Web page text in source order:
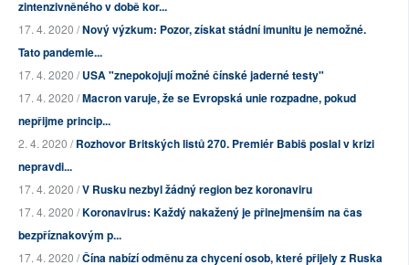
zintenzivněného v době kor...
17. 4. 2020 /Nový výzkum: Pozor, získat stádní imunitu je nemožné.
Tato pandemie...
17. 4. 2020 /USA "znepokojují možné čínské jaderné testy"
17. 4. 2020 /Macron varuje, že se Evropská unie rozpadne, pokud
nepřijme princip...
2. 4. 2020 /Rozhovor Britských listů 270. Premiér Babiš poslal v krizi
nepravdi...
17. 4. 2020 /V Rusku nezbyl žádný region bez koronaviru
17. 4. 2020 /Koronavirus: Každý nakažený je přinejmenším na čas
bezpříznakovým p...
17. 4. 2020 /Čína nabízí odměnu za chycení osob, které přijely z Ruska